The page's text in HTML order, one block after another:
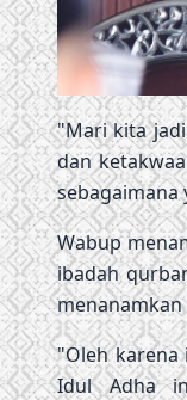
"Mari kita
dan
sebagaimana
Wabup
ibadah
"Oleh karena
Idul Adha